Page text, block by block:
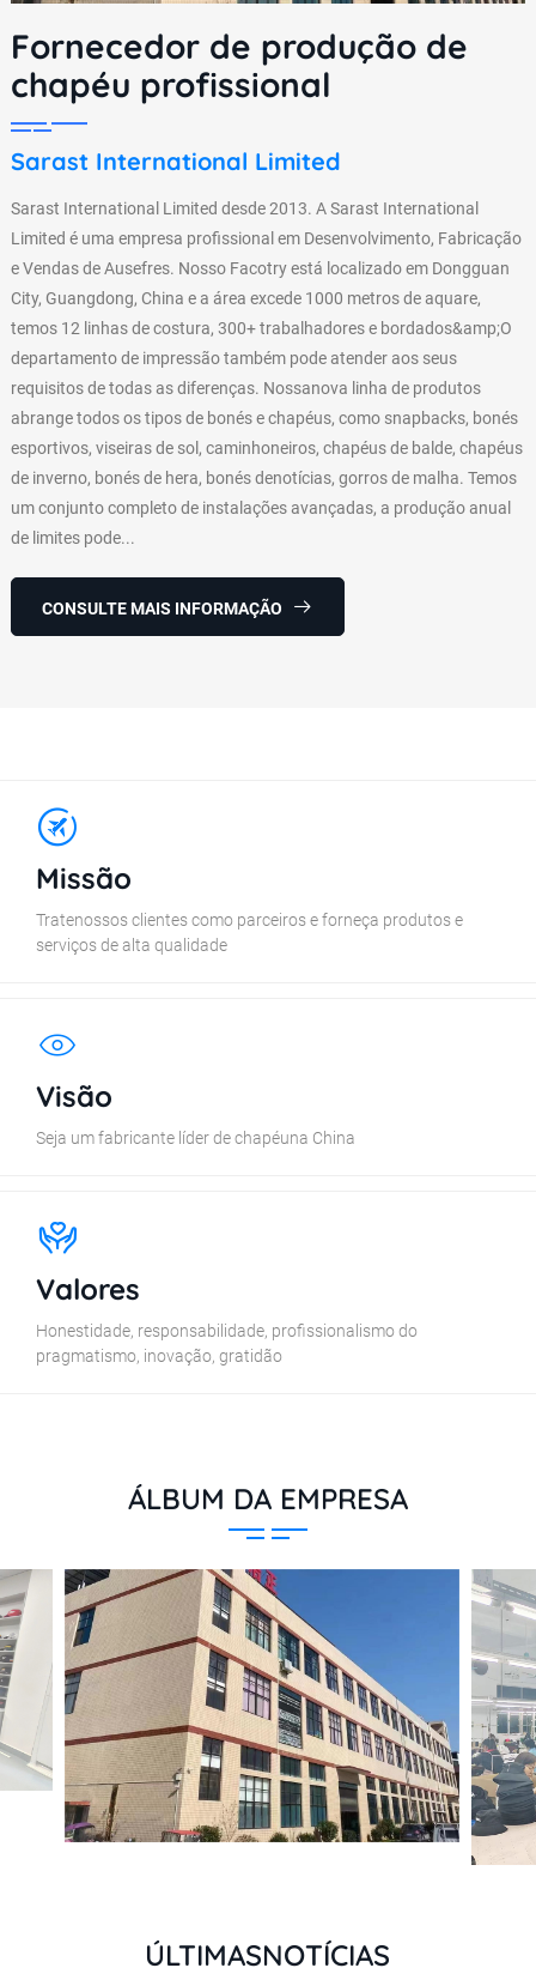
Fornecedor de produção de
chapéu profissional
Sarast International Limited
Sarast International Limited desde 2013. A Sarast International
Limited é uma empresa profissional em Desenvolvimento, Fabricação
e Vendas de Ausefres. Nosso Facotry está localizado em Dongguan
City, Guangdong, China e a área excede 1000 metros de aquare,
temos 12 linhas de costura, 300+ trabalhadores e bordados&amp;O
departamento de impressão também pode atender aos seus
requisitos de todas as diferenças. Nossanova linha de produtos
abrange todos os tipos de bonés e chapéus, como snapbacks, bonés
esportivos, viseiras de sol, caminhoneiros, chapéus de balde, chapéus
de inverno, bonés de hera, bonés denotícias, gorros de malha. Temos
um conjunto completo de instalações avançadas, a produção anual
de limites pode...
CONSULTE MAIS INFORMAÇÃO
Missão
Tratenossos clientes como parceiros e forneça produtos e
serviços de alta qualidade
Visão
Seja um fabricante líder de chapéuna China
Valores
Honestidade, responsabilidade, profissionalismo do
pragmatismo, inovação, gratidão
ÁLBUM DA EMPRESA
ÚLTIMASNOTÍCIAS